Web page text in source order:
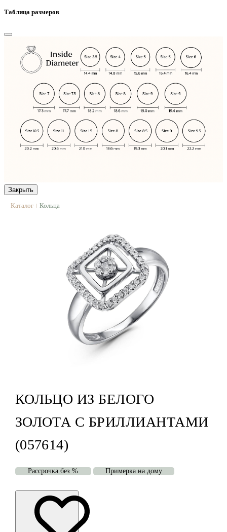
Таблица размеров
Закрыть
Каталог | Кольца
КОЛЬЦО ИЗ БЕЛОГО
ЗОЛОТА С БРИЛЛИАНТАМИ
(057614)
Рассрочка без % Примерка на дому